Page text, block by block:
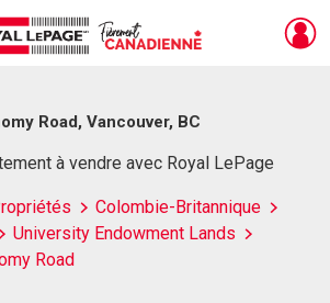
Road, Vancouver, BC
à vendre avec Royal LePage
Colombie-Britannique
University Endowment Lands
Road